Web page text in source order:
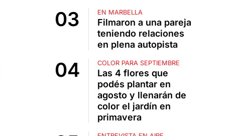
EN MARBELLA
Filmaron a una pareja
teniendo relaciones
en plena autopista
COLOR PARA SEPTIEMBRE
Las 4 flores que
podés plantar en
agosto y llenarán de
color el jardín en
primavera